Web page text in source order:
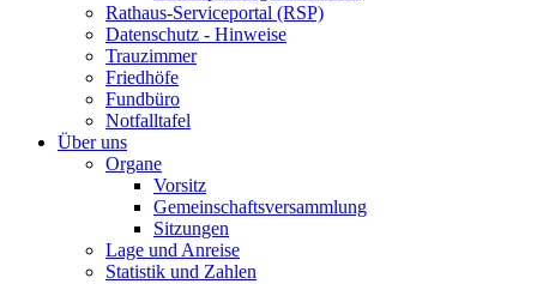
Rathaus-Serviceportal (RSP)
Datenschutz - Hinweise
Trauzimmer
Friedhöfe
Fundbüro
Notfalltafel
Über uns
Organe
Vorsitz
Gemeinschaftsversammlung
Sitzungen
Lage und Anreise
Statistik und Zahlen